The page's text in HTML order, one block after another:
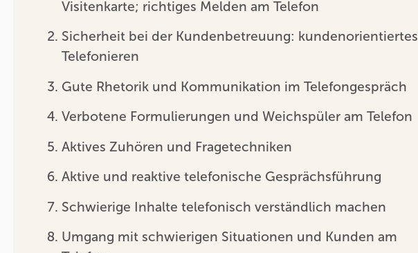
Visitenkarte; richtiges Melden am Telefon
Sicherheit bei der Kundenbetreuung: kundenorientiertes
Telefonieren
Gute Rhetorik und Kommunikation im Telefongespräch
Verbotene Formulierungen und Weichspüler am Telefon
Aktives Zuhören und Fragetechniken
Aktive und reaktive telefonische Gesprächsführung
Schwierige Inhalte telefonisch verständlich machen
Umgang mit schwierigen Situationen und Kunden am